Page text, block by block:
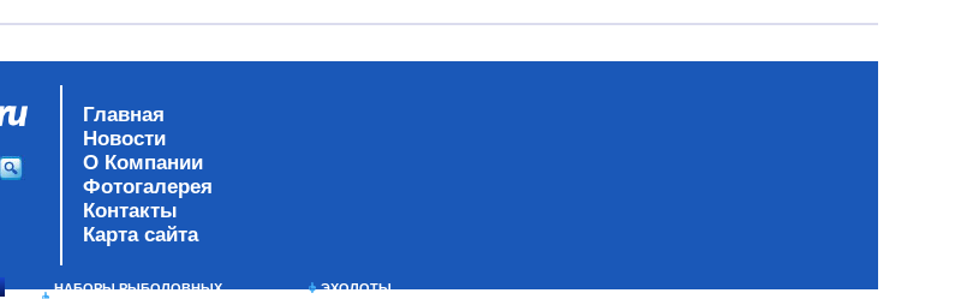
Главная
Новости
О Компании
Фотогалерея
Контакты
Карта сайта
НАБОРЫ РЫБОЛОВНЫХ
ЭХОЛОТЫ